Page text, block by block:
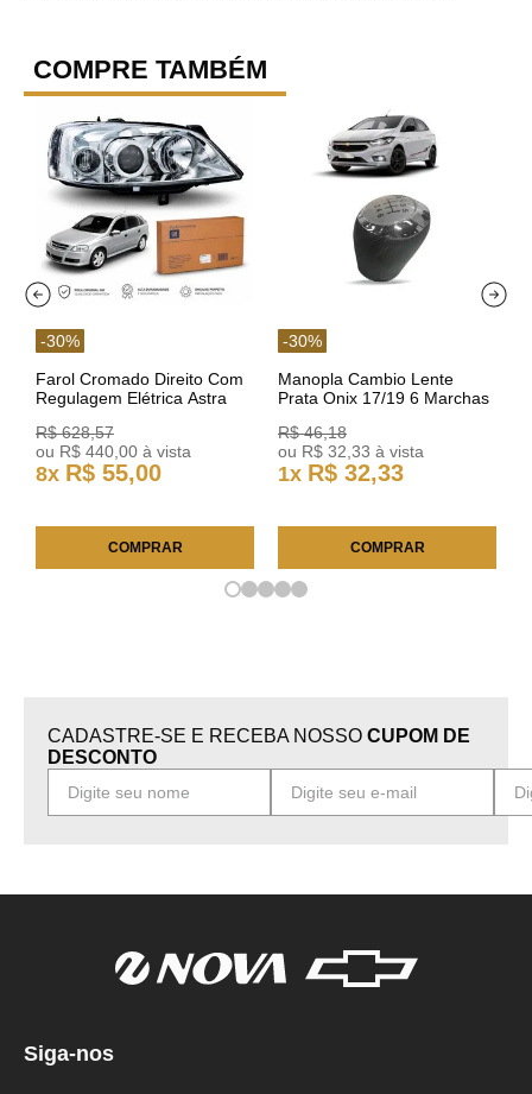
COMPRE TAMBÉM
-30%
Farol Cromado Direito Com
Regulagem Elétrica Astra
R$ 628,57
ou R$ 440 00 à vista
8x R$ 55,00
COMPRAR
-30%
Manopla Cambio Lente
Prata Onix 17/19 6 Marchas
R$ 46,18
ou R$ 32 33 à vista
1x R$ 32,33
COMPRAR
CADASTRE-SE E RECEBA NOSSO CUPOM DE
DESCONTO
Siga-nos